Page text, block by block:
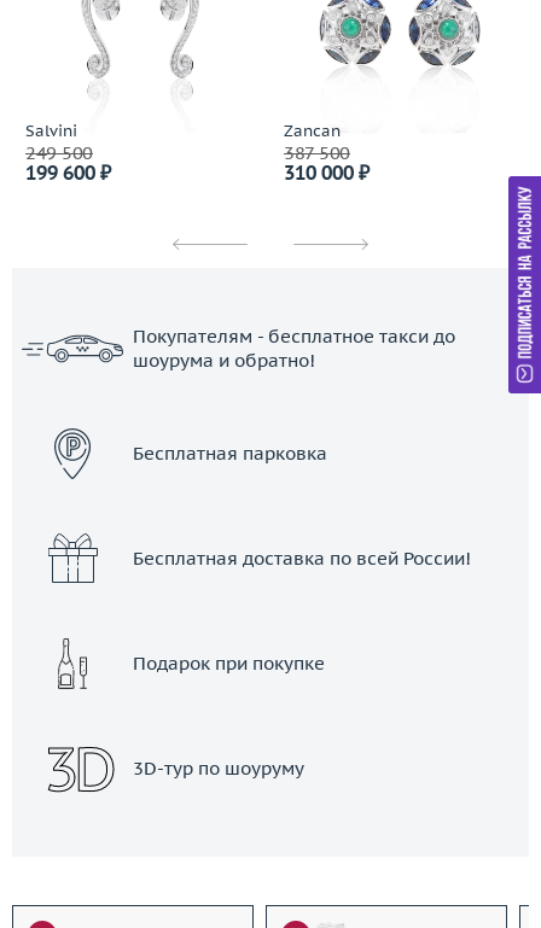
Salvini
249 500
199 600 ₽
Zancan
387 500
310 000 ₽
Покупателям - бесплатное такси до
шоурума и обратно!
Бесплатная парковка
Бесплатная доставка по всей России!
Подарок при покупке
3D-тур по шоуруму